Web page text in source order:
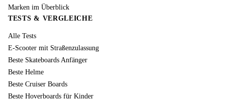
Marken im Überblick
TESTS & VERGLEICHE
Alle Tests
E-Scooter mit Straßenzulassung
Beste Skateboards Anfänger
Beste Helme
Beste Cruiser Boards
Beste Hoverboards für Kinder